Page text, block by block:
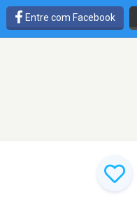
Entre com Facebook